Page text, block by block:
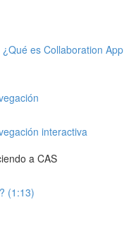
es Collaboration App
interactiva
a CAS
(1:13)